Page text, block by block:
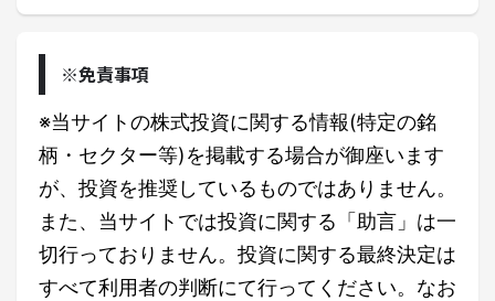
※免責事項
※当サイトの株式投資に関する情報(特定の銘
柄・セクター等)を掲載する場合が御座います
が、投資を推奨しているものではありません。
また、当サイトでは投資に関する「助言」は一
切行っておりません。投資に関する最終決定は
すべて利用者の判断にて行ってください。なお